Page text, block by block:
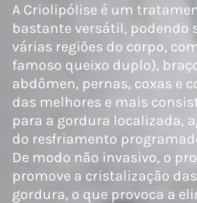
A Criolipólise é um
bastante versátil, podendo
várias regiões do corpo,
famoso queixo duplo),
abdômen, pernas, coxas e
das melhores e mais
para a gordura localizada,
do resfriamento
De modo não invasivo, o
promove a cristalização
gordura, o que provoca a